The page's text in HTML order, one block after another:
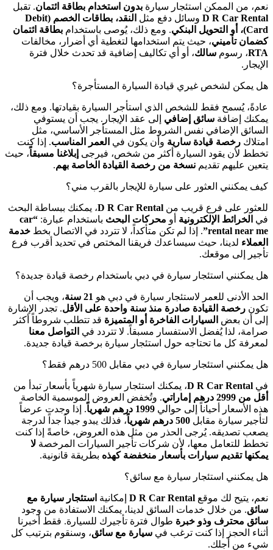
نعم، من الممكن استئجار سيارة بدون استخدام بطاقة ائتمان. تقبل
D R Car Rental وسائل دفع مثل
النقد، بطاقات الخصم (Debit
Card)، أو التحويل البنكي
. ومع ذلك، يُوصى باستخدام بطاقة ائتمان
كضمان تأميني، حيث يتم استخدامها لتغطية أي أضرار، مخالفات
RTA، رسوم سالك، أو أي تكاليف إضافية قد تحدث خلال فترة
الإيجار.
هل يمكن لشخص غيري قيادة السيارة المستأجرة؟
عادةً، يُسمح فقط للشخص الذي استأجر السيارة بقيادتها. ومع ذلك،
يمكنك إضافة سائق إضافي إلى عقد الإيجار. يجب أن يستوفي
السائق الإضافي نفس الشروط مثل المستأجر الأساسي، مثل
امتلاك رخصة قيادة سارية وأن يكون في العمر المناسب. إذا كنت
تخطط لأن يقود السيارة أكثر من شخص، فيرجى إبلاغنا مسبقاً، حيث
يتعين عليهم تقديم نسخة من رخصة القيادة الخاصة بهم.
كيف يمكنني العثور على سيارة للإيجار بالقرب مني؟
للعثور على فرع قريب من D R Car Rental، يمكنك ببساطة البحث
في الخرائط الإلكترونية أو محركات البحث باستخدام عبارة:
“car
rental near me” . إذا لم تكن متأكداً، لا تتردد في الاتصال بخط خدمة
العملاء لدينا، حيث سيساعدك فريقنا المختص في تحديد أقرب فرع
تأجير إلى موقعك.
هل يمكنني استئجار سيارة في دبي باستخدام رخصة قيادة جديدة؟
الحد الأدنى للعمر لاستئجار سيارة في دبي هو 21 سنة
، ويجب أن
تكون رخصة القيادة صادرة منذ سنة واحدة على الأقل. تجدر الإشارة
إلى أن بعض السيارات الفاخرة أو المتميزة قد تتطلب شروطاً أكثر
صرامة، لذا يُفضل الاستفسار مسبقاً. لا تتردد في التواصل معنا
لمعرفة كل ما تحتاجه حول استئجار سيارة برخصة قيادة جديدة.
هل يمكنني استئجار سيارة في دبي مقابل 500 درهم فقط؟
في D R Car Rental، يمكنك استئجار سيارة شهرياً بأسعار تبدأ من
أقل من 2999 درهم إماراتي
. وتُخفض العروض الموسمية الخاصة
هذه الأسعار أحياناً إلى حوالي 1999 درهم شهرياً
. إذا وجدت عرضاً
لتأجير سيارة مقابل 500 درهم شهرياً
، فذلك يبدو جيداً جداً لدرجة
يصعب تصديقه. يُرجى الحذر من مثل هذه العروض، خاصةً إذا كنت
تخطط للتعامل معها، لأن شركات تأجير السيارات المرخصة لا
يمكنها تقديم سيارات بأسعار منخفضة كهذه بطريقة قانونية.
هل يمكنني استئجار سيارة مع سائق؟
نعم، يتيح لك موقع D R Car Rental إمكانية استئجار سيارة مع
سائق. من خلال خدمات السائق لدينا، يمكنك الاستفادة من وجود
سائق محترف وذو خبرة طوال فترة تأجيرك للسيارة. فقط أخبرنا
أثناء الحجز إذا كنت ترغب في سيارة مع سائق، وسنقوم بترتيب كل
شيء من أجلك.